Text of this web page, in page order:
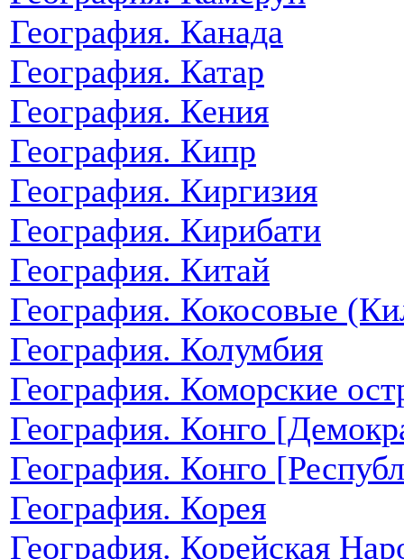
География. Канада
География. Катар
География. Кения
География. Кипр
География. Киргизия
География. Кирибати
География. Китай
География. Кокосовые
География. Колумбия
География. Коморские
География. Конго
География. Конго
География. Корея
География. Корейская